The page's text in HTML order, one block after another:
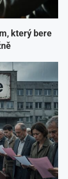
který bere